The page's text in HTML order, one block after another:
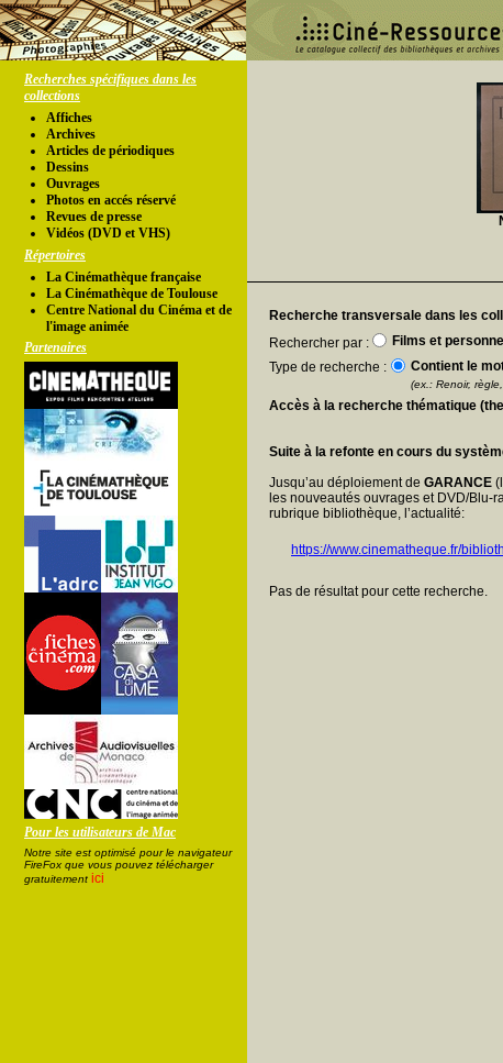
Recherches spécifiques dans les
collections
Affiches
Archives
Articles de périodiques
Dessins
Ouvrages
Photos en accés réservé
Revues de presse
Vidéos (DVD et VHS)
Répertoires
La Cinémathèque française
La Cinémathèque de Toulouse
Centre National du Cinéma et de
l'image animée
Partenaires
Pour les utilisateurs de Mac
Notre site est optimisé pour le navigateur
FireFox que vous pouvez télécharger
gratuitement ici
Recherche transversale dans les
Rechercher par : Films et
Type de recherche :
Contient le
(ex.: Renoir,
Accès à la recherche thématique
Suite à la refonte en cours du
Jusqu’au déploiement de GARANCE
les nouveautés ouvrages et DVD/
rubrique bibliothèque, l’actualité:
https://www.cinematheque.fr/
Pas de résultat pour cette recherche.